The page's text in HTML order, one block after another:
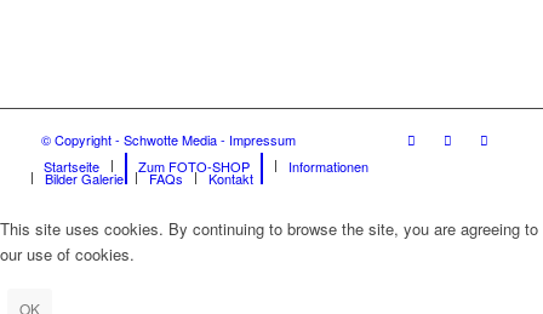
© Copyright - Schwotte Media - Impressum
Startseite
Zum FOTO-SHOP Informationen
Bilder Galerie FAQs Kontakt
This site uses cookies. By continuing to browse the site, you are agreeing to
our use of cookies.
OK